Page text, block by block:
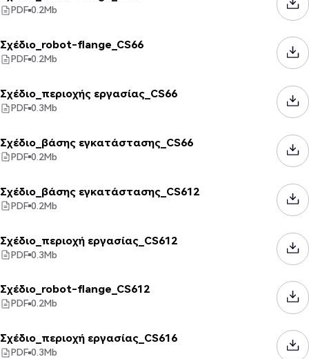
PDF 0.2Mb
Σχέδιο_robot-flange_CS66
PDF 0.2Mb
Σχέδιο_περιοχής εργασίας_CS66
PDF 0.3Mb
Σχέδιο_βάσης εγκατάστασης_CS66
PDF 0.2Mb
Σχέδιο_βάσης εγκατάστασης_CS612
PDF 0.2Mb
Σχέδιο_περιοχή εργασίας_CS612
PDF 0.3Mb
Σχέδιο_robot-flange_CS612
PDF 0.2Mb
Σχέδιο_περιοχή εργασίας_CS616
PDF 0.3Mb